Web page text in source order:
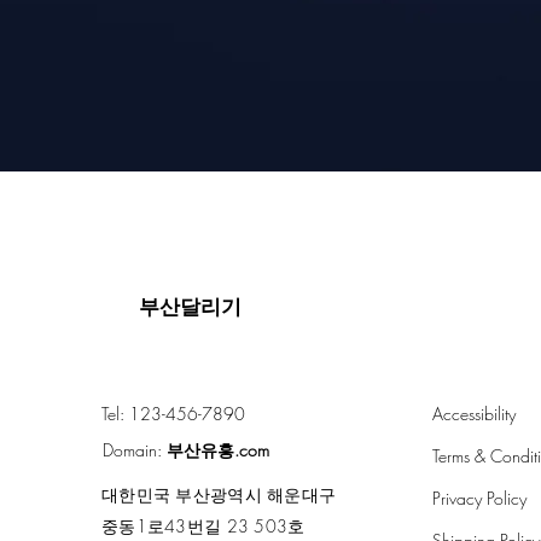
부산달리기
Tel: 123-456-7890
Domain: 부산유흥.com
대한민국 부산광역시 해운대구
중동1로43번길 23 503호
Accessibility
Terms &
Privacy Policy